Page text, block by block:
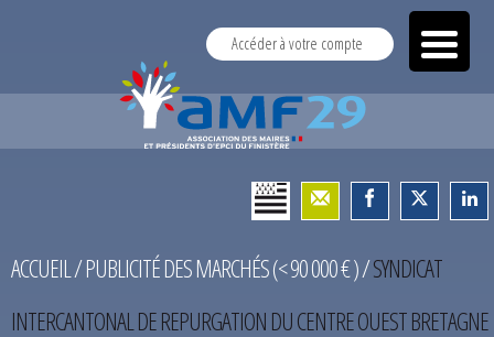
Accéder à votre compte
ACCUEIL/PUBLICITÉ DES MARCHÉS (< 90 000 € )/SYNDICAT
INTERCANTONAL DE REPURGATION DU CENTRE OUEST BRETAGNE